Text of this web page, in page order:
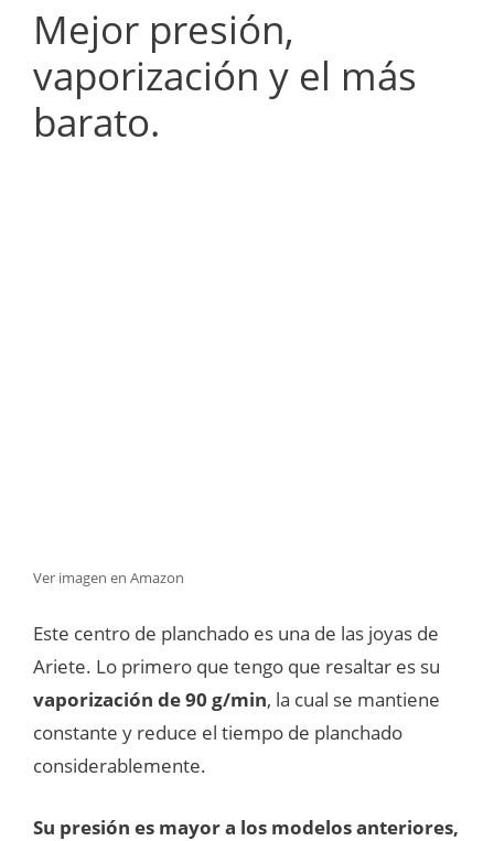
Mejor presión,
vaporización y el más
barato.
Ver imagen en Amazon
Este centro de planchado es una de las joyas de
Ariete. Lo primero que tengo que resaltar es su
vaporización de 90 g/min, la cual se mantiene
constante y reduce el tiempo de planchado
considerablemente.
Su presión es mayor a los modelos anteriores,